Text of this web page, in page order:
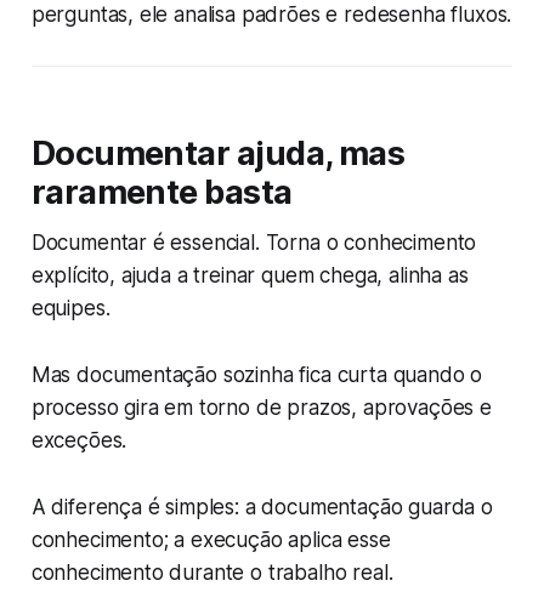
perguntas, ele analisa padrões e redesenha fluxos.
Documentar ajuda, mas
raramente basta
Documentar é essencial. Torna o conhecimento
explícito, ajuda a treinar quem chega, alinha as
equipes.
Mas documentação sozinha fica curta quando o
processo gira em torno de prazos, aprovações e
exceções.
A diferença é simples: a documentação guarda o
conhecimento; a execução aplica esse
conhecimento durante o trabalho real.